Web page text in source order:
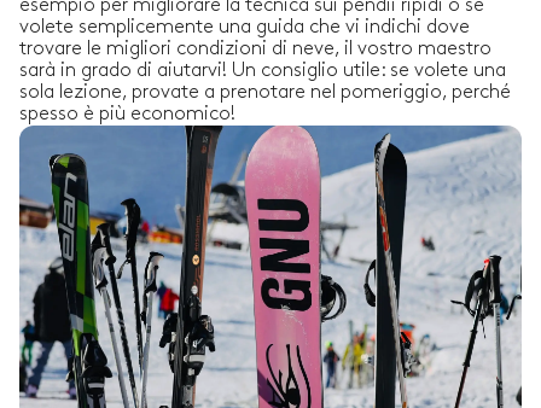
esempio per migliorare la tecnica sui pendii ripidi o se
volete semplicemente una guida che vi indichi dove
trovare le migliori condizioni di neve, il vostro maestro
sarà in grado di aiutarvi! Un consiglio utile: se volete una
sola lezione, provate a prenotare nel pomeriggio, perché
spesso è più economico!